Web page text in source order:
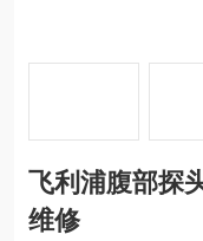
飞利浦腹部探
维修